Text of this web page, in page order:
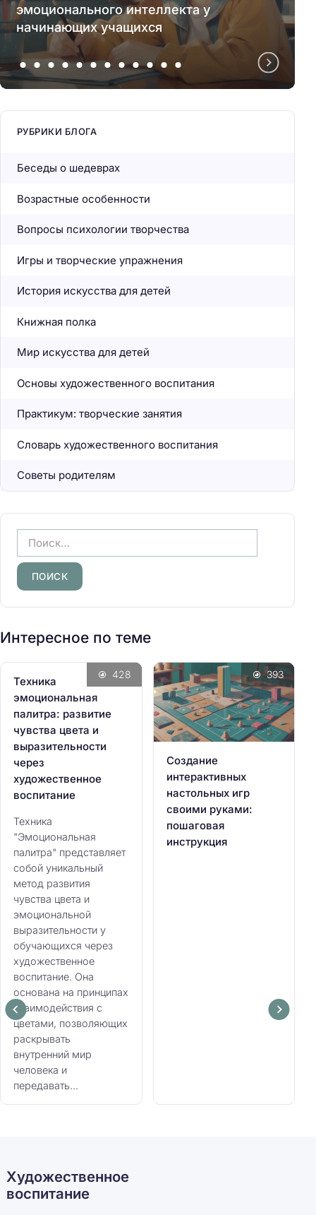
эмоционального интеллекта у
начинающих учащихся
РУБРИКИ БЛОГА
Беседы о шедеврах
Возрастные особенности
Вопросы психологии творчества
Игры и творческие упражнения
История искусства для детей
Книжная полка
Мир искусства для детей
Основы художественного воспитания
Практикум: творческие занятия
Словарь художественного воспитания
Советы родителям
а
й
т
и
Интересное по теме
Техника
эмоциональная
палитра: развитие
чувства цвета и
выразительности
через
художественное
воспитание
Техника
"Эмоциональная
палитра" представляет
собой уникальный
метод развития
чувства цвета и
эмоциональной
выразительности у
обучающихся через
художественное
воспитание. Она
основана на принципах
взаимодействия с
цветами, позволяющих
раскрывать
внутренний мир
человека и
передавать...
428
Создание
интерактивных
настольных игр
своими руками:
пошаговая
инструкция
393
Художественное
воспитание